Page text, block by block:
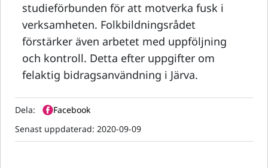
studieförbunden för att motverka fusk i
verksamheten. Folkbildningsrådet
förstärker även arbetet med uppföljning
och kontroll. Detta efter uppgifter om
felaktig bidragsanvändning i Järva.
Dela:
Facebook
Senast uppdaterad: 2020-09-09